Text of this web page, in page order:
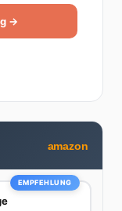
→
amazon
EMPFEHLUNG